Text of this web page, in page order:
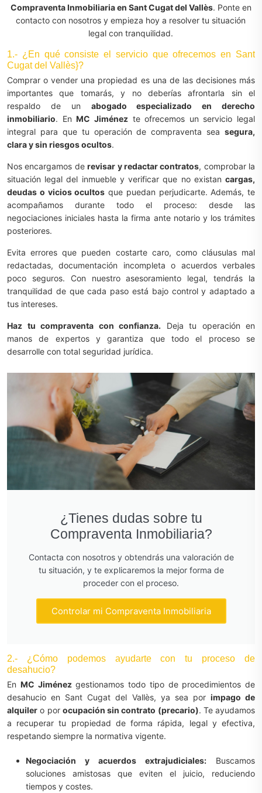
Compraventa Inmobiliaria en Sant Cugat del Vallès. Ponte en
contacto con nosotros y empieza hoy a resolver tu situación
legal con tranquilidad.
1.- ¿En qué consiste el servicio que ofrecemos en Sant
Cugat del Vallès}?
Comprar o vender una propiedad es una de las decisiones más
importantes que tomarás, y no deberías afrontarla sin el
respaldo de un abogado especializado en derecho
inmobiliario. EnMC Jiménezte ofrecemos un servicio legal
integral para que tu operación de compraventa sea segura,
clara y sin riesgos ocultos.
Nos encargamos derevisar y redactar contratos, comprobar la
situación legal del inmueble y verificar que no existan cargas,
deudas o vicios ocultos que puedan perjudicarte. Además, te
acompañamos durante todo el proceso: desde las
negociaciones iniciales hasta la firma ante notario y los trámites
posteriores.
Evita errores que pueden costarte caro, como cláusulas mal
redactadas, documentación incompleta o acuerdos verbales
poco seguros. Con nuestro asesoramiento legal, tendrás la
tranquilidad de que cada paso está bajo control y adaptado a
tus intereses.
Haz tu compraventa con confianza. Deja tu operación en
manos de expertos y garantiza que todo el proceso se
desarrolle con total seguridad jurídica.
¿Tienes dudas sobre tu
Compraventa Inmobiliaria?
Contacta con nosotros y obtendrás una valoración de
tu situación, y te explicaremos la mejor forma de
proceder con el proceso.
Controlar mi Compraventa Inmobiliaria
2.- ¿Cómo podemos ayudarte con tu proceso de
desahucio?
En MC Jiménezgestionamos todo tipo de procedimientos de
desahucio en Sant Cugat del Vallès, ya sea por impago de
alquiler o por ocupación sin contrato (precario). Te ayudamos
a recuperar tu propiedad de forma rápida, legal y efectiva,
respetando siempre la normativa vigente.
Negociación y acuerdos extrajudiciales: Buscamos
soluciones amistosas que eviten el juicio, reduciendo
tiempos y costes.